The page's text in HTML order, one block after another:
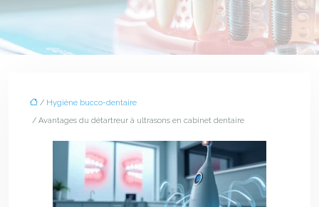
/ Hygiène bucco-dentaire
/ Avantages du détartreur à ultrasons en cabinet dentaire